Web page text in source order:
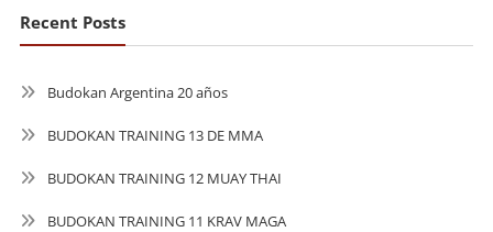
Recent Posts
Budokan Argentina 20 años
BUDOKAN TRAINING 13 DE MMA
BUDOKAN TRAINING 12 MUAY THAI
BUDOKAN TRAINING 11 KRAV MAGA